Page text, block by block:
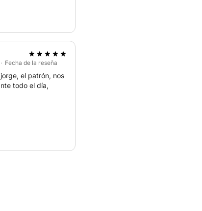
Fecha de la reseña
el patrón, nos
todo el día,